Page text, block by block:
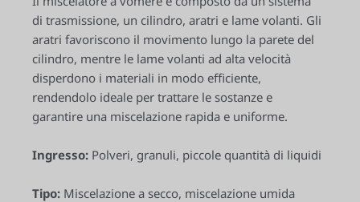
di trasmissione, un cilindro, aratri e lame volanti. Gli
aratri favoriscono il movimento lungo la parete del
cilindro, mentre le lame volanti ad alta velocità
disperdono i materiali in modo efficiente,
rendendolo ideale per trattare le sostanze e
garantire una miscelazione rapida e uniforme.
Ingresso: Polveri, granuli, piccole quantità di liquidi
Tipo: Miscelazione a secco, miscelazione umida